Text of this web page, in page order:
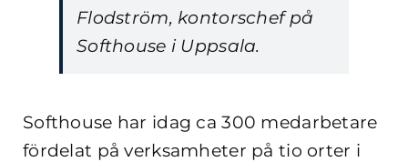
Flodström, kontorschef på
Softhouse i Uppsala.
Softhouse har idag ca 300 medarbetare
fördelat på verksamheter på tio orter i